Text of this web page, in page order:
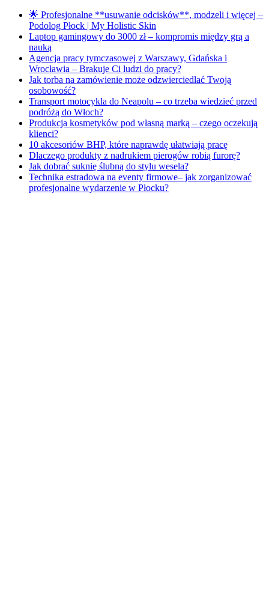
🌟 Profesjonalne **usuwanie odcisków**, modzeli i więcej –
Podolog Płock | My Holistic Skin
Laptop gamingowy do 3000 zł – kompromis między grą a
nauką
Agencja pracy tymczasowej z Warszawy, Gdańska i
Wrocławia – Brakuje Ci ludzi do pracy?
Jak torba na zamówienie może odzwierciedlać Twoją
osobowość?
Transport motocykla do Neapolu – co trzeba wiedzieć przed
podróżą do Włoch?
Produkcja kosmetyków pod własną marką – czego oczekują
klienci?
10 akcesoriów BHP, które naprawdę ułatwiają pracę
Dlaczego produkty z nadrukiem pierogów robią furorę?
Jak dobrać suknię ślubną do stylu wesela?
Technika estradowa na eventy firmowe– jak zorganizować
profesjonalne wydarzenie w Płocku?